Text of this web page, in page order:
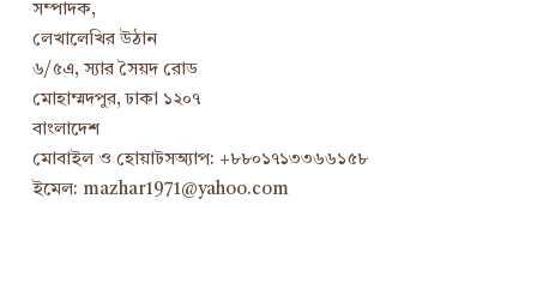
সম্পাদক,
লেখালেখির উঠান
৬/৫এ, স্যার সৈয়দ রোড
মোহাম্মদপুর, ঢাকা ১২০৭
বাংলাদেশ
মোবাইল ও হোয়াটসঅ্যাপ: +৮৮০১৭১৩৩৬৬১৫৮
ইমেল: mazhar1971@yahoo.com